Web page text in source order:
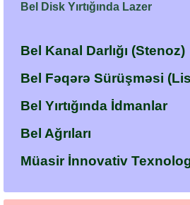
Bel Disk Yırtığında Lazer
Bel Kanal Darlığı (Stenoz)
Bel Fəqərə Sürüşməsi
Bel Yırtığında İdmanlar
Bel Ağrıları
Müasir İnnovativ